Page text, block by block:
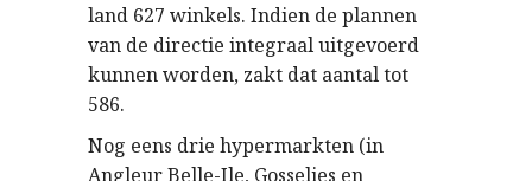
land 627 winkels. Indien de plannen
van de directie integraal uitgevoerd
kunnen worden, zakt dat aantal tot
586.
Nog eens drie hypermarkten (in
Angleur Belle-Ile, Gosselies en